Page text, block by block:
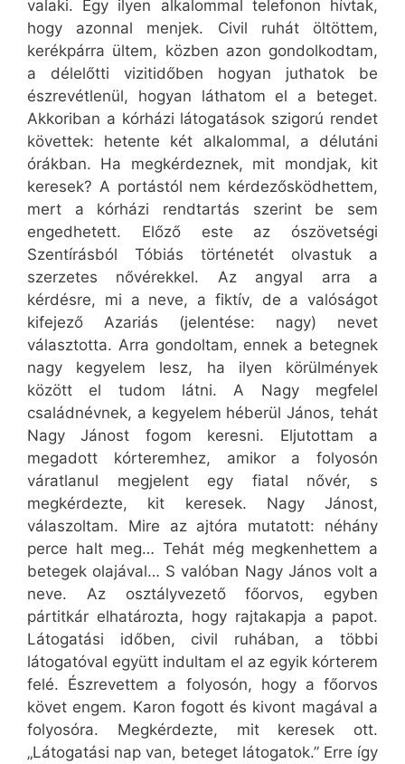
valaki. Egy ilyen alkalommal telefonon hívtak,
hogy azonnal menjek. Civil ruhát öltöttem,
kerékpárra ültem, közben azon gondolkodtam,
a délelőtti vizitidőben hogyan juthatok be
észrevétlenül, hogyan láthatom el a beteget.
Akkoriban a kórházi látogatások szigorú rendet
követtek: hetente két alkalommal, a délutáni
órákban. Ha megkérdeznek, mit mondjak, kit
keresek? A portástól nem kérdezősködhettem,
mert a kórházi rendtartás szerint be sem
engedhetett. Előző este az ószövetségi
Szentírásból Tóbiás történetét olvastuk a
szerzetes nővérekkel. Az angyal arra a
kérdésre, mi a neve, a fiktív, de a valóságot
kifejező Azariás (jelentése: nagy) nevet
választotta. Arra gondoltam, ennek a betegnek
nagy kegyelem lesz, ha ilyen körülmények
között el tudom látni. A Nagy megfelel
családnévnek, a kegyelem héberül János, tehát
Nagy Jánost fogom keresni. Eljutottam a
megadott kórteremhez, amikor a folyosón
váratlanul megjelent egy fiatal nővér, s
megkérdezte, kit keresek. Nagy Jánost,
válaszoltam. Mire az ajtóra mutatott: néhány
perce halt meg… Tehát még megkenhettem a
betegek olajával… S valóban Nagy János volt a
neve. Az osztályvezető főorvos, egyben
pártitkár elhatározta, hogy rajtakapja a papot.
Látogatási időben, civil ruhában, a többi
látogatóval együtt indultam el az egyik kórterem
felé. Észrevettem a folyosón, hogy a főorvos
követ engem. Karon fogott és kivont magával a
folyosóra. Megkérdezte, mit keresek ott.
„Látogatási nap van, beteget látogatok.” Erre így